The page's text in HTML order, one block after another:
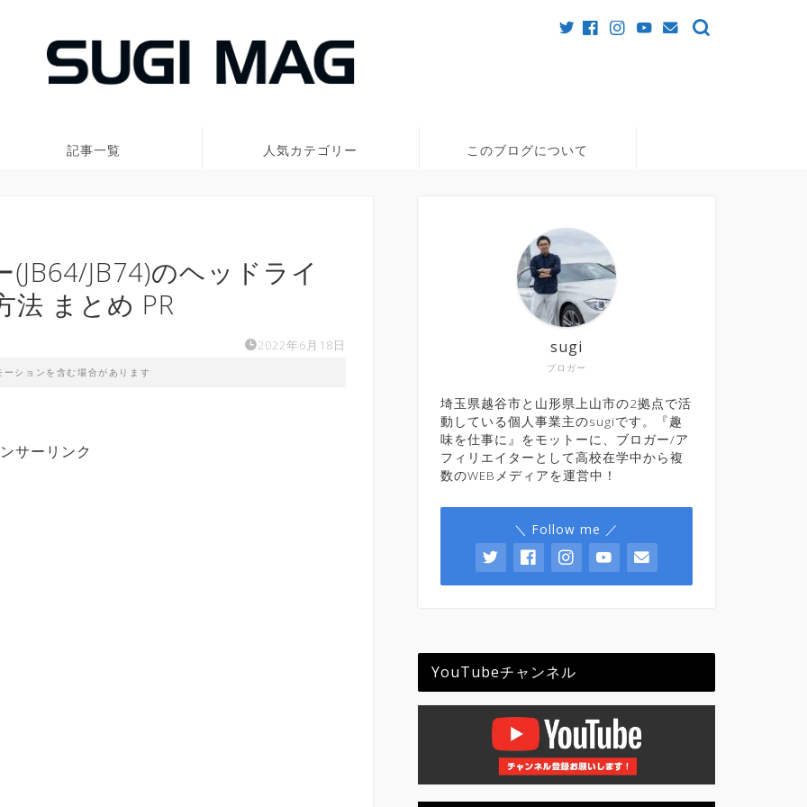
記事一覧 人気カテゴリー このブログについて
JB74)のヘッドライ
法 まとめ PR
2022年6月18日
ションを含む場合があります
サーリンク
ブロガー
sugi
埼玉県越谷市と山形県上山市の2拠点で活
動している個人事業主のsugiです。『趣
味を仕事に』をモットーに、ブロガー/ア
フィリエイターとして高校在学中から複
数のWEBメディアを運営中！
＼ Follow me ／
YouTubeチャンネル